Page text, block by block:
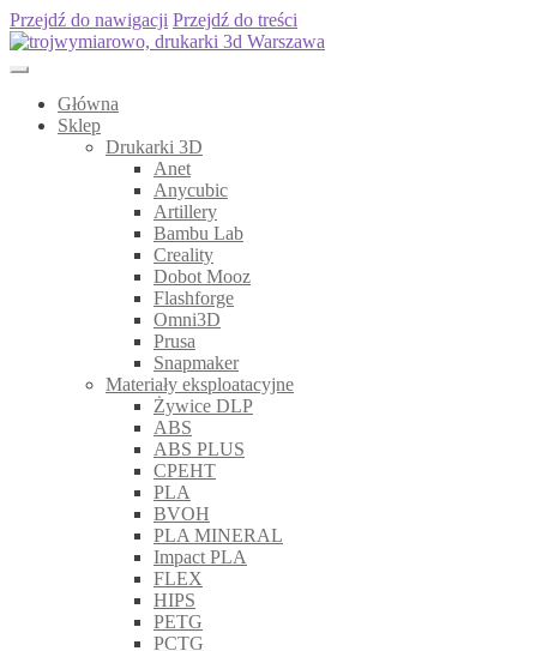
Przejdź do nawigacji Przejdź do treści
Główna
Sklep
Drukarki 3D
Anet
Anycubic
Artillery
Bambu Lab
Creality
Dobot Mooz
Flashforge
Omni3D
Prusa
Snapmaker
Materiały eksploatacyjne
Żywice DLP
ABS
ABS PLUS
CPEHT
PLA
BVOH
PLA MINERAL
Impact PLA
FLEX
HIPS
PETG
PCTG